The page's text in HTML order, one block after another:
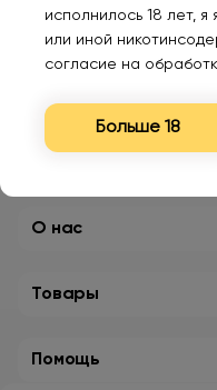
О нас
Товары
Помощь
исполнилось 18 лет,
или иной
согласие на
Больше 18